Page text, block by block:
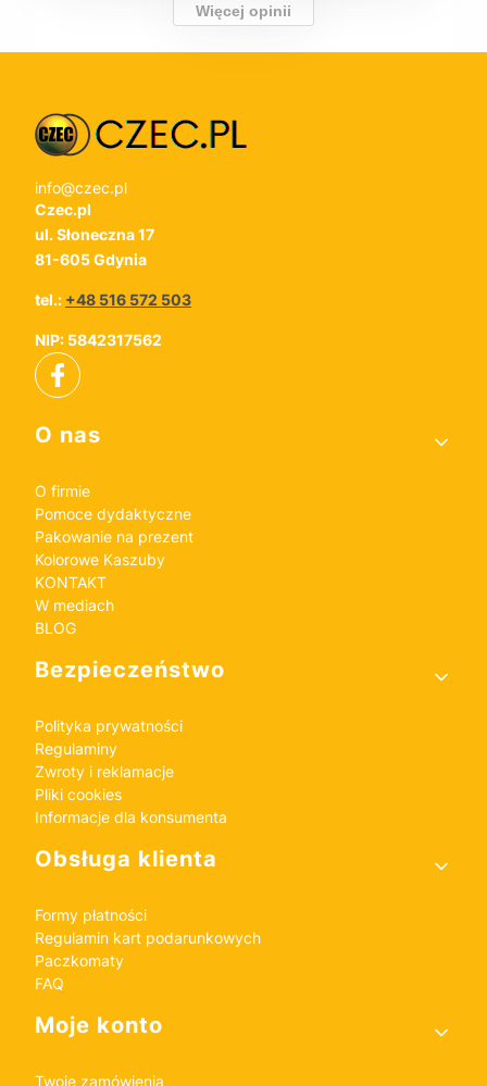
Więcej opinii
info@czec.pl
Czec.pl
ul. Słoneczna 17
81-605 Gdynia
tel.: +48 516 572 503
NIP: 5842317562
Linki w stopce
O nas
O firmie
Pomoce dydaktyczne
Pakowanie na prezent
Kolorowe Kaszuby
KONTAKT
W mediach
BLOG
Bezpieczeństwo
Polityka prywatności
Regulaminy
Zwroty i reklamacje
Pliki cookies
Informacje dla konsumenta
Obsługa klienta
Formy płatności
Regulamin kart podarunkowych
Paczkomaty
FAQ
Moje konto
Twoje zamówienia